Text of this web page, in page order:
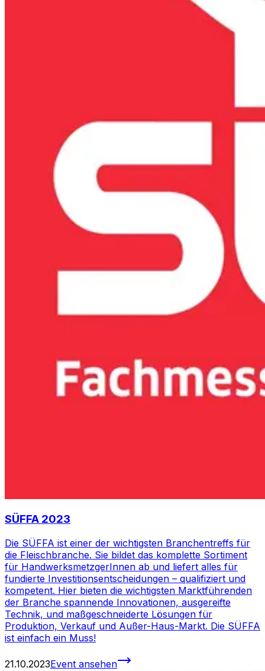
SÜFFA 2023
Die SÜFFA ist einer der wichtigsten Branchentreffs für
die Fleischbranche. Sie bildet das komplette Sortiment
für HandwerksmetzgerInnen ab und liefert alles für
fundierte Investitionsentscheidungen – qualifiziert und
kompetent. Hier bieten die wichtigsten Marktführenden
der Branche spannende Innovationen, ausgereifte
Technik, und maßgeschneiderte Lösungen für
Produktion, Verkauf und Außer-Haus-Markt. Die SÜFFA
ist einfach ein Muss!
21.10.2023Event ansehen